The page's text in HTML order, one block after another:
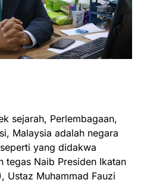
sejarah, Perlembagaan,
Malaysia adalah negara
yang didakwa
tegas Naib Presiden Ikatan
Ustaz Muhammad Fauzi